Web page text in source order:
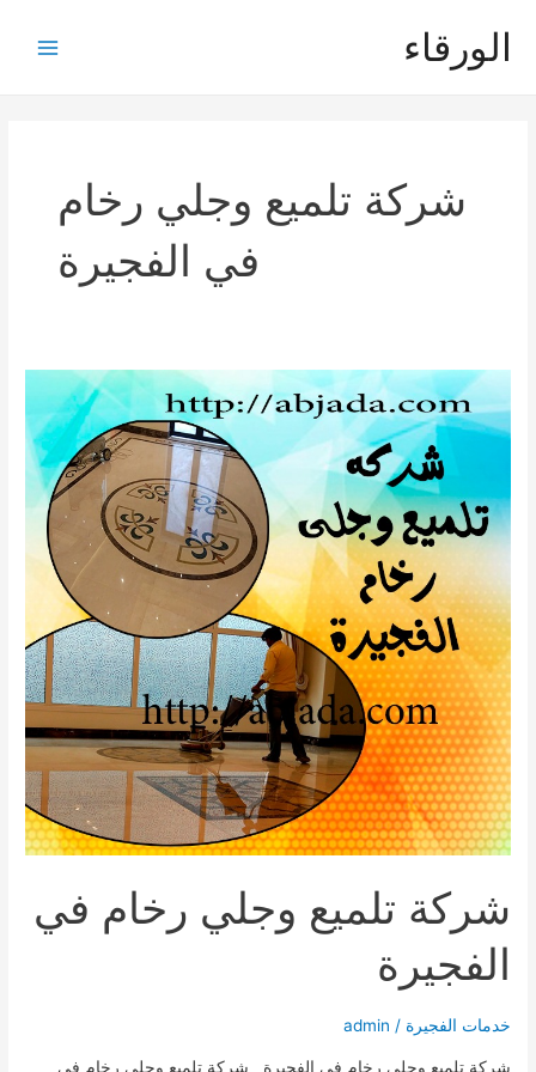
المحتوى
الورقاء
شركة تلميع وجلي رخام
في الفجيرة
شركة تلميع وجلي رخام في
الفجيرة
خدمات الفجيرة /
admin
شركة تلميع وجلي رخام في الفجيرة شركة تلميع وجلي رخام في